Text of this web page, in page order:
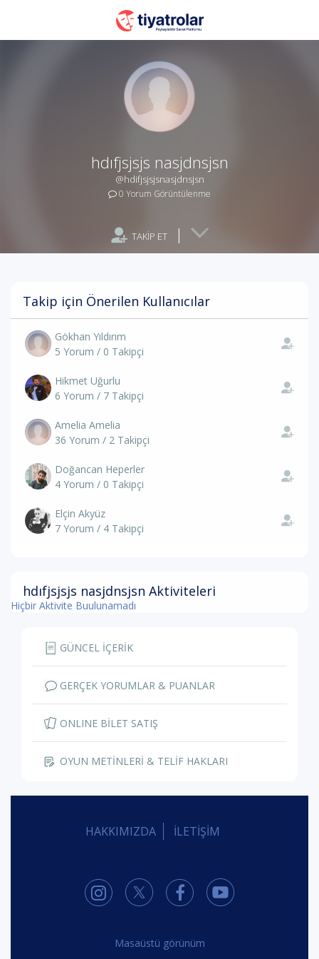
hdıfjsjsjs nasjdnsjsn
@hdifjsjsjsnasjdnsjsn
0 Yorum Görüntülenme
TAKİP ET |
Takip için Önerilen Kullanıcılar
Gökhan Yıldırım
5 Yorum / 0 Takipçi
Hikmet Uğurlu
6 Yorum / 7 Takipçi
Amelia Amelia
36 Yorum / 2 Takipçi
Doğancan Heperler
4 Yorum / 0 Takipçi
Elçin Akyüz
7 Yorum / 4 Takipçi
hdıfjsjsjs nasjdnsjsn Aktiviteleri
Hiçbir Aktivite Buulunamadı
GÜNCEL İÇERİK
GERÇEK YORUMLAR & PUANLAR
ONLINE BİLET SATIŞ
OYUN METİNLERİ & TELİF HAKLARI
HAKKIMIZDA İLETİŞİM
Masaüstü görünüm